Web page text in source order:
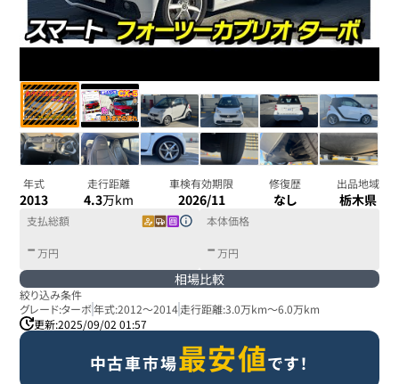
年式
2013
走行距離
4.3万km
車検有効期限
2026/11
修復歴
なし
出品地域
栃木県
支払総額
- 万円
本体価格
- 万円
相場比較
絞り込み条件
グレード:ターボ年式:2012～2014走行距離:3.0万km～6.0万km
更新:2025/09/02 01:57
中古車市場最安値です！